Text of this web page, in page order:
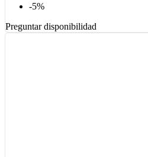
-5%
Preguntar disponibilidad